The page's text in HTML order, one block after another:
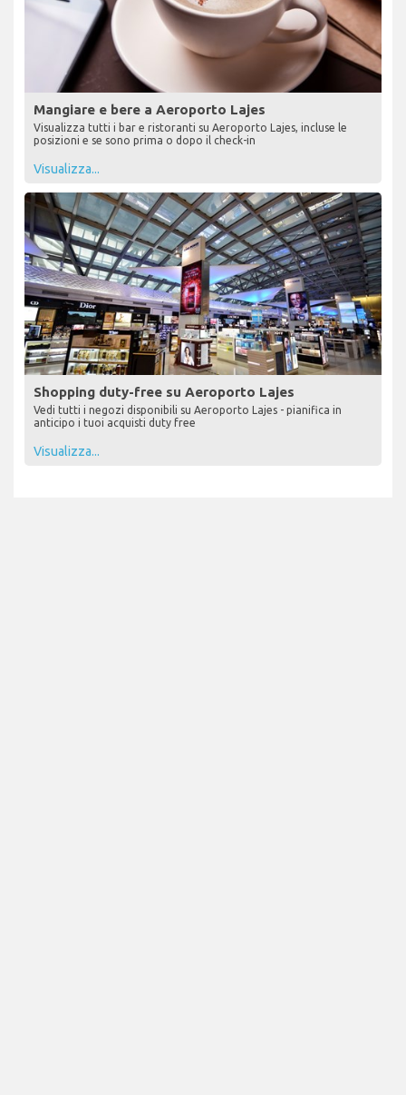
Mangiare e bere a Aeroporto Lajes
Visualizza tutti i bar e ristoranti su Aeroporto Lajes, incluse le
posizioni e se sono prima o dopo il check-in
Visualizza...
Shopping duty-free su Aeroporto Lajes
Vedi tutti i negozi disponibili su Aeroporto Lajes - pianifica in
anticipo i tuoi acquisti duty free
Visualizza...